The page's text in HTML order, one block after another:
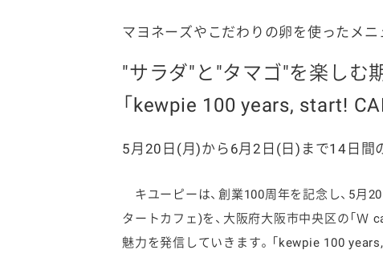
サステナビ
お客様相談室
ファインケミ
マヨネーズやこだわりの卵を使ったメニ
"サラダ"と"タマゴ"を楽しむ
「kewpie 100 years, start!
5月20日(月)から6月2日(日)まで14日間
キユーピーは、創業100周年を記念し、5月
タートカフェ)を、大阪府大阪市中央区の「Ｗ
魅力を発信していきます。「kewpie 100